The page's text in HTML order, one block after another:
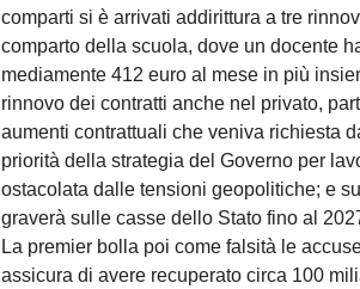
comparti si è arrivati addirittura a tre
comparto della scuola, dove un docente
mediamente 412 euro al mese in più
rinnovo dei contratti anche nel privato,
aumenti contrattuali che veniva richiesta
priorità della strategia del Governo per
ostacolata dalle tensioni geopolitiche; e
graverà sulle casse dello Stato fino al
La premier bolla poi come falsità le
assicura di avere recuperato circa 100